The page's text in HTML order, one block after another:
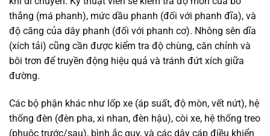
thắng (má phanh), mức dầu phanh (đối với phanh đĩa), và
độ căng của dây phanh (đối với phanh cơ). Nhông sên dĩa
(xích tải) cũng cần được kiểm tra độ chùng, căn chỉnh và
bôi trơn để truyền động hiệu quả và tránh đứt xích giữa
đường.
Các bộ phận khác như lốp xe (áp suất, độ mòn, vết nứt), hệ
thống đèn (đèn pha, xi nhan, đèn hậu), còi xe, hệ thống treo
(phuộc trước/sau), bình ắc quy, và các dây cáp điều khiển